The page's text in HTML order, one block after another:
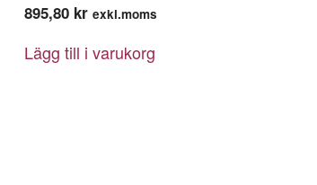
895,80 kr exkl.moms
Lägg till i varukorg